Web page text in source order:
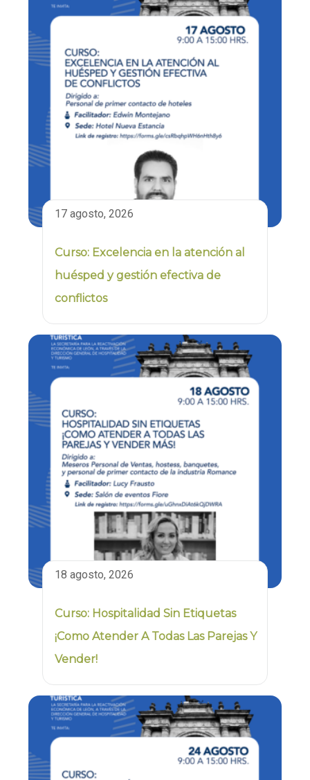
17 agosto, 2026
Curso: Excelencia en la atención al
huésped y gestión efectiva de
conflictos
18 agosto, 2026
Curso: Hospitalidad Sin Etiquetas
¡Como Atender A Todas Las Parejas Y
Vender!